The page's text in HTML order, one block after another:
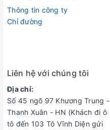
Thông tin công ty
Chỉ đường
Liên hệ với chúng tôi
Địa chỉ:
Số 45 ngõ 97 Khương Trung -
Thanh Xuân - HN (Khách đi ô
tô đến 103 Tô Vĩnh Diện gửi